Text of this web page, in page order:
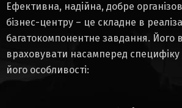
Ефективна, надійна, добре
бізнес-центру – це складне в
багатокомпонентне завдання. Його
враховувати насамперед специфіку
його особливості: